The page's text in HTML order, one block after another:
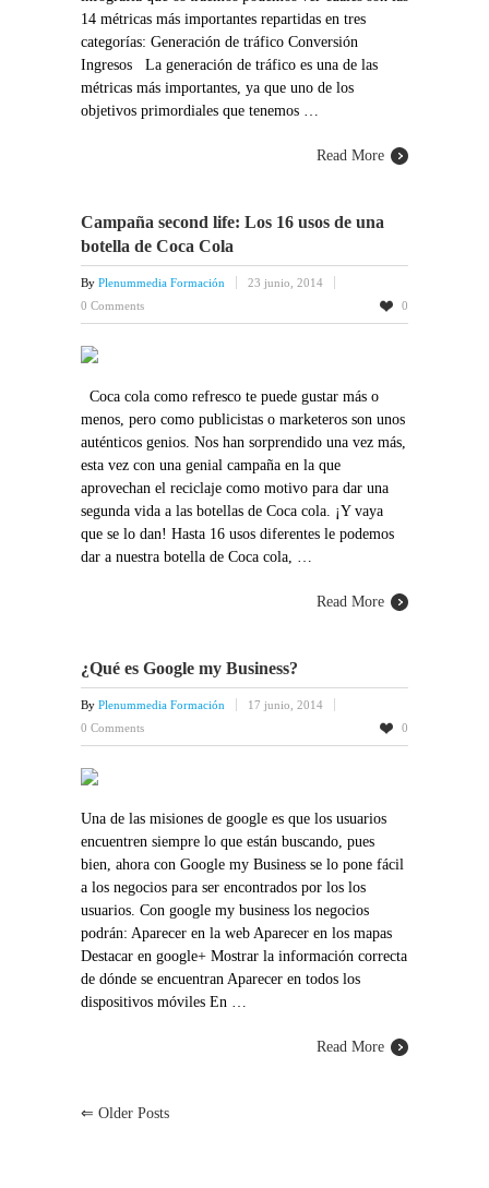
14 métricas más importantes repartidas en tres
categorías: Generación de tráfico Conversión
Ingresos La generación de tráfico es una de las
métricas más importantes, ya que uno de los
objetivos primordiales que tenemos …
Read More
Campaña second life: Los 16 usos de una
botella de Coca Cola
By Plenummedia Formación
23 junio, 2014
0 Comments
0
Coca cola como refresco te puede gustar más o
menos, pero como publicistas o marketeros son unos
auténticos genios. Nos han sorprendido una vez más,
esta vez con una genial campaña en la que
aprovechan el reciclaje como motivo para dar una
segunda vida a las botellas de Coca cola. ¡Y vaya
que se lo dan! Hasta 16 usos diferentes le podemos
dar a nuestra botella de Coca cola, …
Read More
¿Qué es Google my Business?
By Plenummedia Formación
17 junio, 2014
0 Comments
0
Una de las misiones de google es que los usuarios
encuentren siempre lo que están buscando, pues
bien, ahora con Google my Business se lo pone fácil
a los negocios para ser encontrados por los los
usuarios. Con google my business los negocios
podrán: Aparecer en la web Aparecer en los mapas
Destacar en google+ Mostrar la información correcta
de dónde se encuentran Aparecer en todos los
dispositivos móviles En …
Read More
⇐ Older Posts